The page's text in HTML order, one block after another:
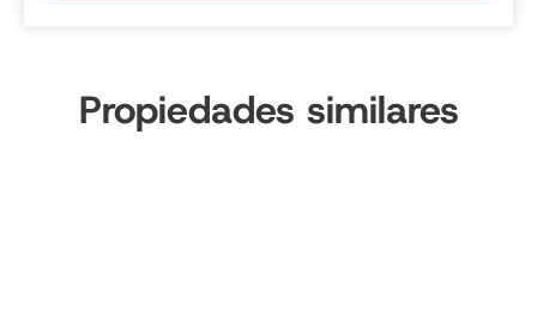
Propiedades similares